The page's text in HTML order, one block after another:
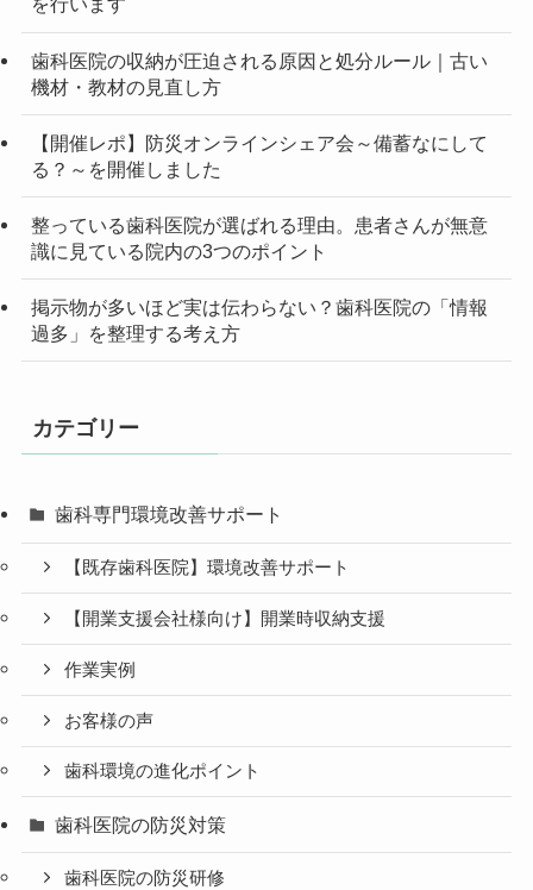
歯科医院の収納が圧迫される原因と処分ルール｜古い
機材・教材の見直し方
【開催レポ】防災オンラインシェア会～備蓄なにして
る？～を開催しました
整っている歯科医院が選ばれる理由。患者さんが無意
識に見ている院内の3つのポイント
掲示物が多いほど実は伝わらない？歯科医院の「情報
過多」を整理する考え方
カテゴリー
歯科専門環境改善サポート
【既存歯科医院】環境改善サポート
【開業支援会社様向け】開業時収納支援
作業実例
お客様の声
歯科環境の進化ポイント
歯科医院の防災対策
歯科医院の防災研修